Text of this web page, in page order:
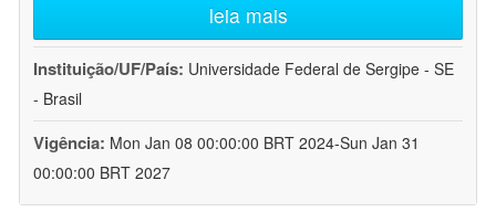
leia mais
Instituição/UF/País: Universidade Federal de Sergipe - SE
- Brasil
Vigência: Mon Jan 08 00:00:00 BRT 2024-Sun Jan 31
00:00:00 BRT 2027